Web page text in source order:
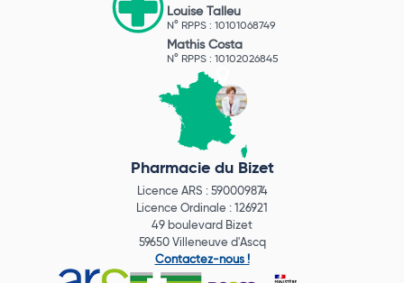
Louise Talleu
N° RPPS : 10101068749
Mathis Costa
N° RPPS : 10102026845
Pharmacie du Bizet
Licence ARS : 590009874
Licence Ordinale : 126921
49 boulevard Bizet
59650 Villeneuve d'Ascq
Contactez-nous !